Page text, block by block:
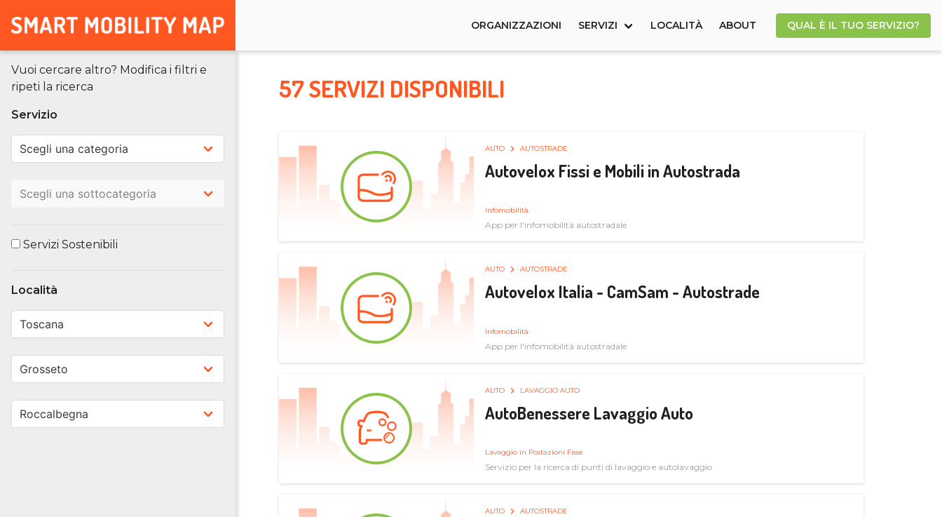
ORGANIZZAZIONI SERVIZI LOCALITÀ ABOUT QUAL È IL TUO SERVIZIO?
Vuoi cercare altro? Modifica i filtri e
ripeti la ricerca
Servizio
Servizi Sostenibili
Località
57 SERVIZI DISPONIBILI
AUTO AUTOSTRADE
Autovelox Fissi e Mobili in Autostrada
Infomobilità
App per l'infomobilità autostradale
AUTO AUTOSTRADE
Autovelox Italia - CamSam - Autostrade
Infomobilità
App per l'infomobilità autostradale
AUTO LAVAGGIO AUTO
AutoBenessere Lavaggio Auto
Lavaggio in Postazioni Fisse
Servizio per la ricerca di punti di lavaggio e autolavaggio
AUTO AUTOSTRADE